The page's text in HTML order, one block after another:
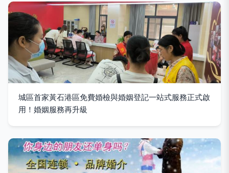
城區首家黃石港區免費婚檢與婚姻登記一站式服務正式啟
用！婚姻服務再升級